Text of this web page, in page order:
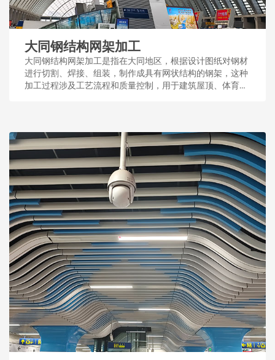
大同钢结构网架加工
大同钢结构网架加工是指在大同地区，根据设计图纸对钢材
进行切割、焊接、组装，制作成具有网状结构的钢架，这种
加工过程涉及工艺流程和质量控制，用于建筑屋顶、体育场